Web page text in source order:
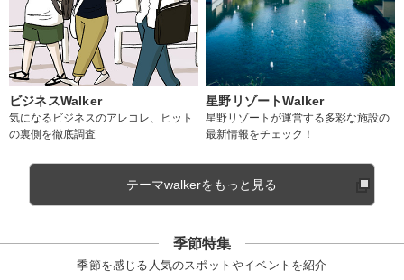
ビジネスWalker
気になるビジネスのアレコレ、ヒット
の裏側を徹底調査
星野リゾートWalker
星野リゾートが運営する多彩な施設の
最新情報をチェック！
テーマwalkerをもっと見る
季節特集
季節を感じる人気のスポットやイベントを紹介